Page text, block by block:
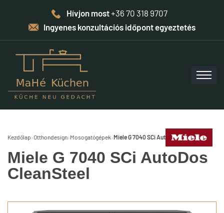
Hívjon most+36 70 318 9707
Ingyenes konzultációs időpont egyeztetés
Kezdőlap›Otthondesign› Mosogatógépek›Miele G 7040 SCi AutoDos CleanSteel
Miele G 7040 SCi AutoDos
CleanSteel